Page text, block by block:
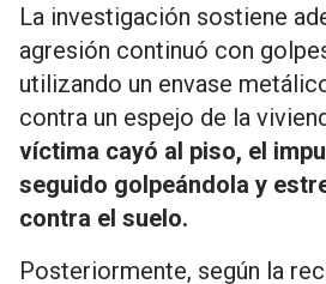
La investigación sostiene
agresión continuó con
utilizando un envase
contra un espejo de la
víctima cayó al piso, el
seguido golpeándola y
contra el suelo.
Posteriormente, según la